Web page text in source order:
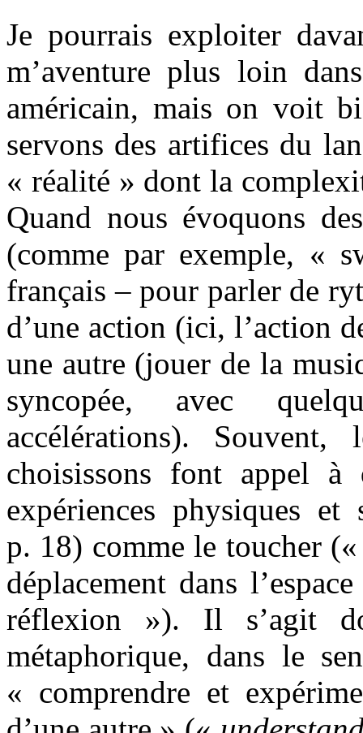
Je pourrais exploiter
m’aventure plus loin
américain, mais on voit
servons des artifices du
« réalité » dont la
Quand nous évoquons
(comme par exemple, «
français – pour parler de
d’une action (ici, l’action
une autre (jouer de la
syncopée, avec
accélérations). Souvent,
choisissons font appel à
expériences physiques
p. 18) comme le toucher
déplacement dans
réflexion »). Il s’agit
métaphorique, dans le
« comprendre et